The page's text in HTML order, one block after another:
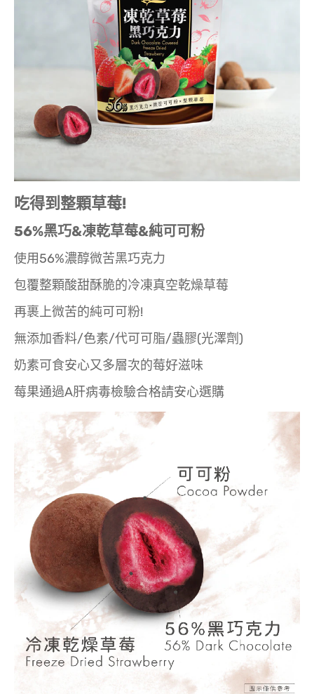
吃得到整顆草莓!
56%黑巧&凍乾草莓&純可可粉
使用56%濃醇微苦黑巧克力
包覆整顆酸甜酥脆的冷凍真空乾燥草莓
再裹上微苦的純可可粉!
無添加香料/色素/代可可脂/蟲膠(光澤劑)
奶素可食安心又多層次的莓好滋味
莓果通過A肝病毒檢驗合格請安心選購